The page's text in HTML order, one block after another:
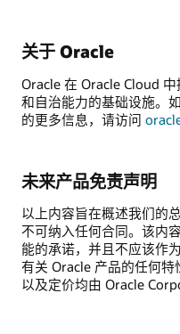
关于 Oracle
Oracle 在 Oracle Cloud
和自治能力的基础设施。
的更多信息，请访问
未来产品免责声明
以上内容旨在概述我们的
不可纳入任何合同。该内
能的承诺，并且不应该作
有关 Oracle 产品的任何
以及定价均由 Oracle